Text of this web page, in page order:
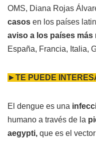
OMS, Diana Rojas
casos en los países
aviso a los países más
España, Francia, Italia,
►TE PUEDE
El dengue es una
humano a través de la
aegypti, que es el